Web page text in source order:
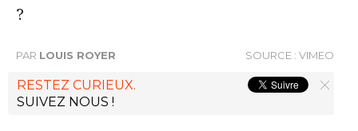
?
SOURCE : VIMEO
PAR LOUIS ROYER
RESTEZ CURIEUX.
SUIVEZ NOUS !